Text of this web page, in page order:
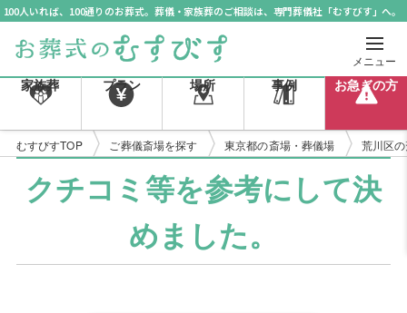
100人いれば、100通りのお葬式。葬儀・家族葬のご相談は、専門葬儀社「むすびす」へ。
メニュー
家族葬 プラン 場所 事例 お急ぎの方
むすびすTOP ご葬儀斎場を探す 東京都の斎場・葬儀場 荒川区
クチコミ等を参考にして決
めました。